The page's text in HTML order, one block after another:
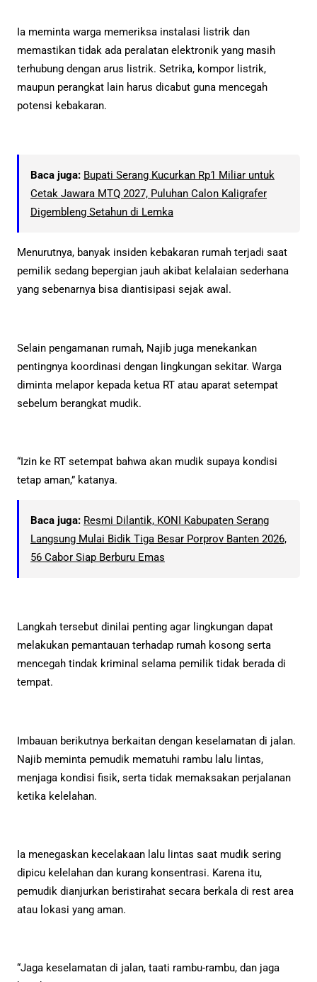
Ia meminta warga memeriksa instalasi listrik dan
memastikan tidak ada peralatan elektronik yang masih
terhubung dengan arus listrik. Setrika, kompor listrik,
maupun perangkat lain harus dicabut guna mencegah
potensi kebakaran.
Baca juga: Bupati Serang Kucurkan Rp1 Miliar untuk
Cetak Jawara MTQ 2027, Puluhan Calon Kaligrafer
Digembleng Setahun di Lemka
Menurutnya, banyak insiden kebakaran rumah terjadi saat
pemilik sedang bepergian jauh akibat kelalaian sederhana
yang sebenarnya bisa diantisipasi sejak awal.
Selain pengamanan rumah, Najib juga menekankan
pentingnya koordinasi dengan lingkungan sekitar. Warga
diminta melapor kepada ketua RT atau aparat setempat
sebelum berangkat mudik.
“Izin ke RT setempat bahwa akan mudik supaya kondisi
tetap aman,” katanya.
Baca juga: Resmi Dilantik, KONI Kabupaten Serang
Langsung Mulai Bidik Tiga Besar Porprov Banten 2026,
56 Cabor Siap Berburu Emas
Langkah tersebut dinilai penting agar lingkungan dapat
melakukan pemantauan terhadap rumah kosong serta
mencegah tindak kriminal selama pemilik tidak berada di
tempat.
Imbauan berikutnya berkaitan dengan keselamatan di jalan.
Najib meminta pemudik mematuhi rambu lalu lintas,
menjaga kondisi fisik, serta tidak memaksakan perjalanan
ketika kelelahan.
Ia menegaskan kecelakaan lalu lintas saat mudik sering
dipicu kelelahan dan kurang konsentrasi. Karena itu,
pemudik dianjurkan beristirahat secara berkala di rest area
atau lokasi yang aman.
“Jaga keselamatan di jalan, taati rambu-rambu, dan jaga